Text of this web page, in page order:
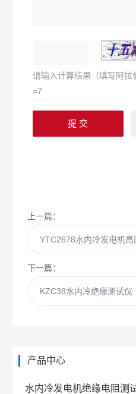
请输入计算结果（填写阿拉
=7
上一篇：
YTC2678水内冷发电机
下一篇：
KZC38水内冷绝缘测试仪
产品中心
水内冷发电机绝缘电阻测